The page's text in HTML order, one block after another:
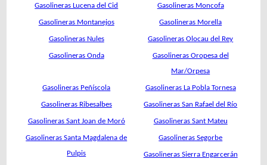
Gasolineras Lucena del Cid Gasolineras Moncofa
Gasolineras Montanejos Gasolineras Morella
Gasolineras Nules Gasolineras Olocau del Rey
Gasolineras Onda
Gasolineras Oropesa del
Mar/Orpesa
Gasolineras Peñíscola Gasolineras La Pobla Tornesa
Gasolineras Ribesalbes Gasolineras San Rafael del Río
Gasolineras Sant Joan de Moró Gasolineras Sant Mateu
Gasolineras Santa Magdalena de
Pulpis
Gasolineras Segorbe
Gasolineras Sierra Engarcerán